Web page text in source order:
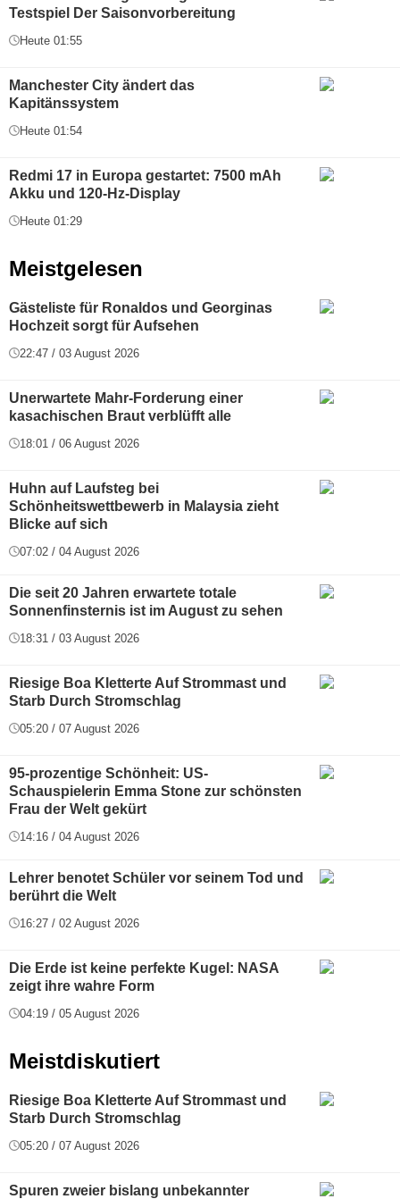
Testspiel Der Saisonvorbereitung
Heute 01:55
Manchester City ändert das
Kapitänssystem
Heute 01:54
Redmi 17 in Europa gestartet: 7500 mAh
Akku und 120-Hz-Display
Heute 01:29
Meistgelesen
Gästeliste für Ronaldos und Georginas
Hochzeit sorgt für Aufsehen
22:47 / 03 August 2026
Unerwartete Mahr-Forderung einer
kasachischen Braut verblüfft alle
18:01 / 06 August 2026
Huhn auf Laufsteg bei
Schönheitswettbewerb in Malaysia zieht
Blicke auf sich
07:02 / 04 August 2026
Die seit 20 Jahren erwartete totale
Sonnenfinsternis ist im August zu sehen
18:31 / 03 August 2026
Riesige Boa Kletterte Auf Strommast und
Starb Durch Stromschlag
05:20 / 07 August 2026
95-prozentige Schönheit: US-
Schauspielerin Emma Stone zur schönsten
Frau der Welt gekürt
14:16 / 04 August 2026
Lehrer benotet Schüler vor seinem Tod und
berührt die Welt
16:27 / 02 August 2026
Die Erde ist keine perfekte Kugel: NASA
zeigt ihre wahre Form
04:19 / 05 August 2026
Meistdiskutiert
Riesige Boa Kletterte Auf Strommast und
Starb Durch Stromschlag
05:20 / 07 August 2026
Spuren zweier bislang unbekannter